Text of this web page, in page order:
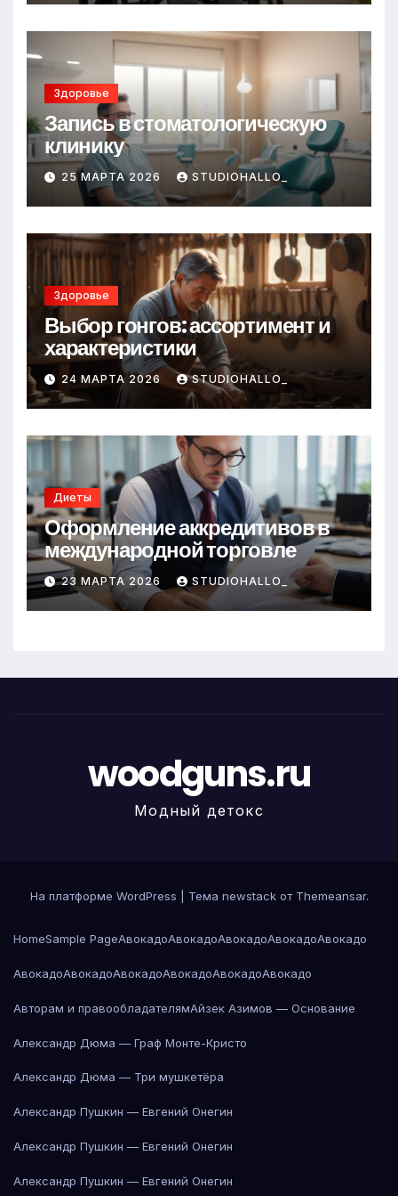
Здоровье
Запись в стоматологическую
клинику
25 МАРТА 2026 STUDIOHALLO_
Здоровье
Выбор гонгов: ассортимент и
характеристики
24 МАРТА 2026 STUDIOHALLO_
Диеты
Оформление аккредитивов в
международной торговле
23 МАРТА 2026 STUDIOHALLO_
woodguns.ru
Модный детокс
На платформе WordPress Тема newstack от Themeansar.
HomeSample PageАвокадоАвокадоАвокадоАвокадоАвокадо
АвокадоАвокадоАвокадоАвокадоАвокадоАвокадо
Авторам и правообладателямАйзек Азимов — Основание
Александр Дюма — Граф Монте-Кристо
Александр Дюма — Три мушкетёра
Александр Пушкин — Евгений Онегин
Александр Пушкин — Евгений Онегин
Александр Пушкин — Евгений Онегин